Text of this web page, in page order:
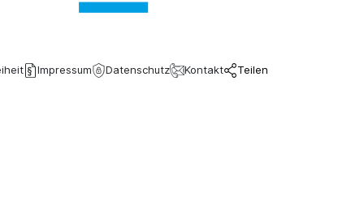
Impressum Datenschutz Kontakt Teilen